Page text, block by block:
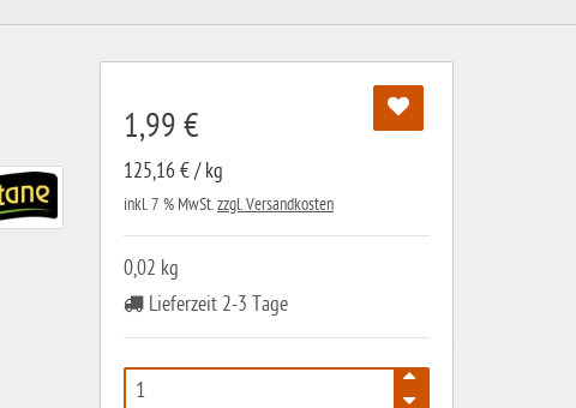
1,99 €
125,16 € / kg
inkl. 7 % MwSt.zzgl. Versandkosten
0,02 kg
Lieferzeit 2-3 Tage